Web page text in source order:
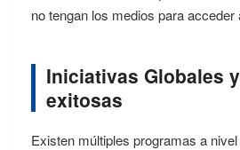
no tengan los medios para acceder
Iniciativas Globales
exitosas
Existen múltiples programas a